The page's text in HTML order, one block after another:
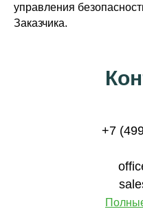
управления
Заказчика.
+7